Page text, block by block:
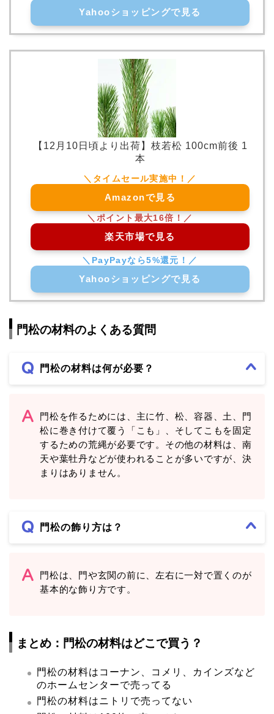
Yahooショッピングで見る
【12月10日頃より出荷】枝若松 100cm前後 1
本
Amazonで見る
楽天市場で見る
Yahooショッピングで見る
門松の材料のよくある質問
門松の材料は何が必要？
門松を作るためには、主に竹、松、容器、土、門
松に巻き付けて覆う「こも」、そしてこもを固定
するための荒縄が必要です。その他の材料は、南
天や葉牡丹などが使われることが多いですが、決
まりはありません。
門松の飾り方は？
門松は、門や玄関の前に、左右に一対で置くのが
基本的な飾り方です。
まとめ：門松の材料はどこで買う？
門松の材料はコーナン、コメリ、カインズなど
のホームセンターで売ってる
門松の材料はニトリで売ってない